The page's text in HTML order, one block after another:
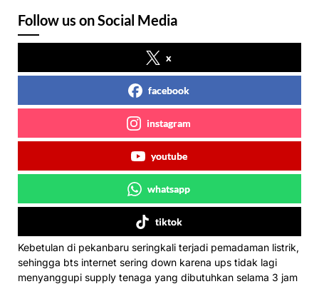
Follow us on Social Media
x
facebook
instagram
youtube
whatsapp
tiktok
Kebetulan di pekanbaru seringkali terjadi pemadaman listrik,
sehingga bts internet sering down karena ups tidak lagi
menyanggupi supply tenaga yang dibutuhkan selama 3 jam